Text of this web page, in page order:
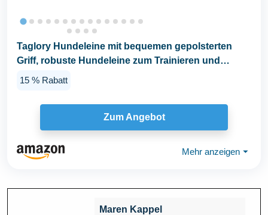
Taglory Hundeleine mit bequemen gepolsterten
Griff, robuste Hundeleine zum Trainieren und
Gassi...
15 % Rabatt
Zum Angebot
Mehr anzeigen ⏷
Maren Kappel